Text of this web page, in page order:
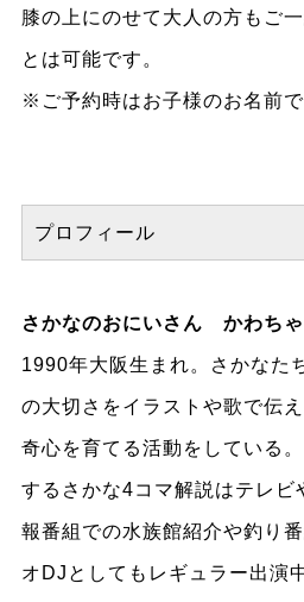
膝の上にのせて大人の方もご
とは可能です。
※ご予約時はお子様のお名前で
プロフィール
さかなのおにいさん かわち
1990年大阪生まれ。さかなた
の大切さをイラストや歌で伝
奇心を育てる活動をしている
するさかな4コマ解説はテレビ
報番組での水族館紹介や釣り
オDJとしてもレギュラー出演